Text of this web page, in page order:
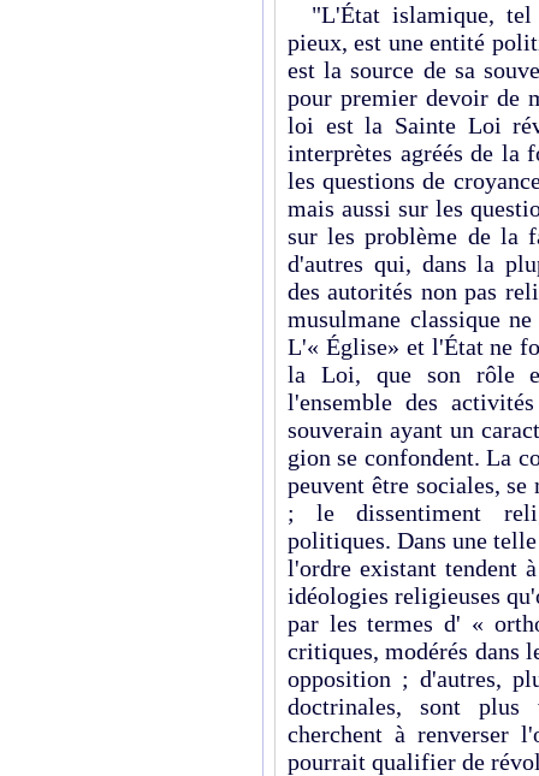
"L'État islamique, tel
pieux, est une entité
est la source de sa
pour premier devoir de
loi est la Sainte Loi
interprètes agréés de la
les questions de
mais aussi sur les
sur les problème de la
d'autres qui, dans la
des autorités non pas
musulmane classique
L'« Église» et l'État ne
la Loi, que son rôle
l'ensemble des
souve­rain ayant un
gion se confondent. La
peuvent être sociales,
; le dissentiment
politiques. Dans une
l'ordre existant tendent
idéologies reli­gieuses
par les termes d' «
critiques, modérés dans
opposition ; d'autres,
doctrinales, sont plus
cherchent à renverser
pourrait qualifier de